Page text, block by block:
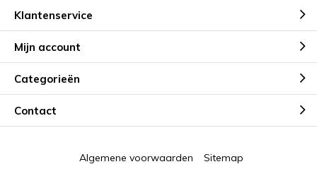
Klantenservice
Mijn account
Categorieën
Contact
Algemene voorwaarden Sitemap